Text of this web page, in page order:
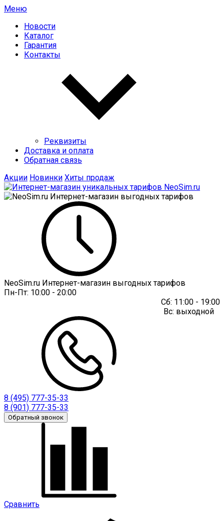
Меню
Новости
Каталог
Гарантия
Контакты
Реквизиты
Доставка и оплата
Обратная связь
Акции Новинки Хиты продаж
NeoSim.ru Интернет-магазин выгодных тарифов
Пн-Пт: 10:00 - 20:00
Сб: 11:00 - 19:00
Вс: выходной
8 (495) 777-35-33
8 (901) 777-35-33
Обратный звонок
Сравнить